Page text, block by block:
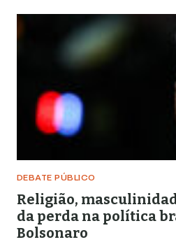
DEBATE PÚBLICO
Religião,
da perda na política
Bolsonaro